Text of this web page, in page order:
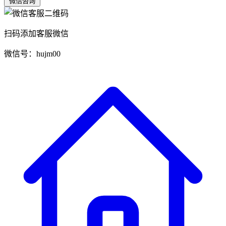
扫码添加客服微信
微信号：hujm00